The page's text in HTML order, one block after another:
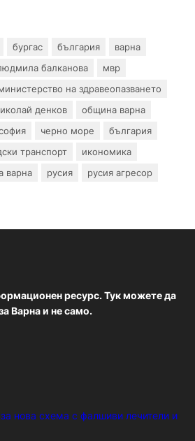
бургас българия
варна
балканова
мвр
на здравеопазването
денков
община варна
черно море
българия
транспорт
икономика
варна русия
русия агресор
ресурс. Тук можете да
Варна и не само.
нова схема с фалшиви лечители и